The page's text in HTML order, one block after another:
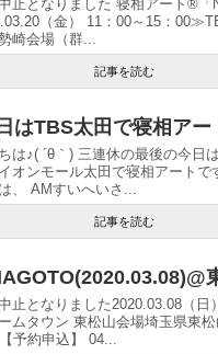
止となりました 寝相アート®「
（金） 11：00～15：
崎会場（群...
記事を読む
はTBS太田で寝相アー
は♪( ´θ｀) 三連休の最後の今日
オンモール太田で寝相アートで
、 AMすいへいさ...
記事を読む
止となりました2020.03.08（日
ムタウン 東松山会場埼玉県東
予約申込】 04...